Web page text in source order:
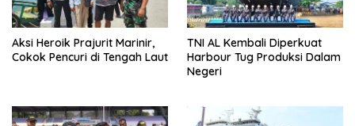
Aksi Heroik Prajurit Marinir,
Cokok Pencuri di Tengah Laut
TNI AL Kembali Diperkuat
Harbour Tug Produksi Dalam
Negeri